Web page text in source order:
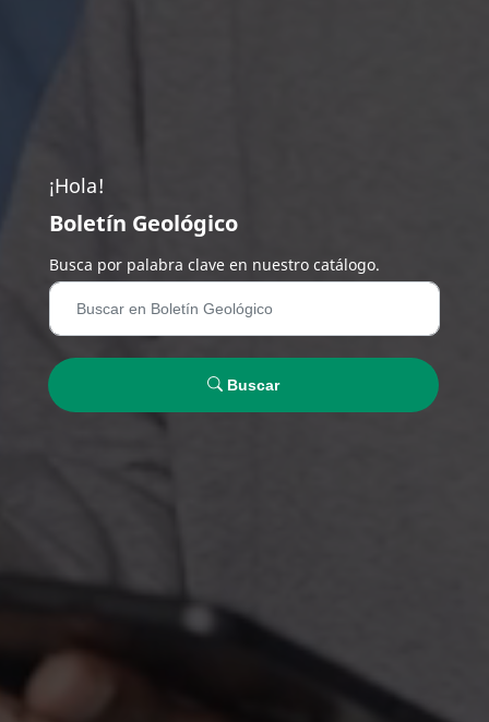
¡Hola!
Boletín Geológico
Busca por palabra clave en nuestro catálogo.
Buscar